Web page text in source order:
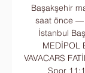
Başakşehir
saat önce —
İstanbul
MEDİPOL
VAVACARS
Spor